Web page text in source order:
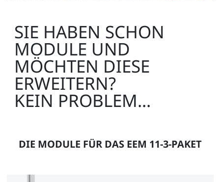
SIE HABEN SCHON
MODULE UND
MÖCHTEN DIESE
ERWEITERN?
KEIN PROBLEM...
DIE MODULE FÜR DAS EEM 11-3-PAKET